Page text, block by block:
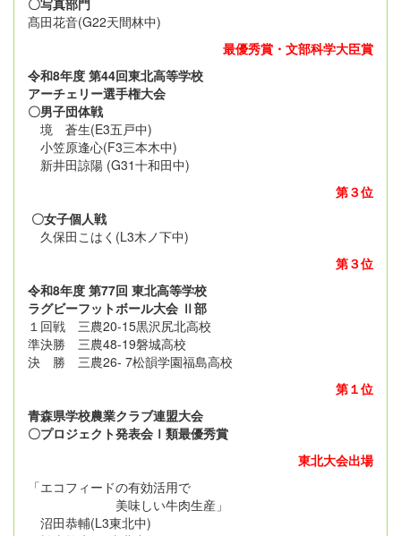
〇写真部門
髙田花音(G22天間林中)
最優秀賞・文部科学大臣賞
令和8年度 第44回東北高等学校
アーチェリー選手権大会
〇男子団体戦
境 蒼生(E3五戸中)
小笠原逢心(F3三本木中)
新井田諒陽 (G31十和田中)
第３位
〇女子個人戦
久保田こはく(L3木ノ下中)
第３位
令和8年度 第77回 東北高等学校
ラグビーフットボール大会 Ⅱ部
１回戦 三農20-15黒沢尻北高校
準決勝 三農48-19磐城高校
決 勝 三農26- 7松韻学園福島高校
第１位
青森県学校農業クラブ連盟大会
〇プロジェクト発表会Ⅰ類最優秀賞
東北大会出場
「エコフィードの有効活用で
美味しい牛肉生産」
沼田恭輔(L3東北中)